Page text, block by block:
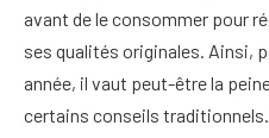
avant de le consommer pour
ses qualités originales. Ainsi,
année, il vaut peut-être la
certains conseils traditionnels.